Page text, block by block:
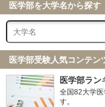
医学部を大学名から探す
医学部受験人気コンテン
医学部ラン
全国82大学
す。